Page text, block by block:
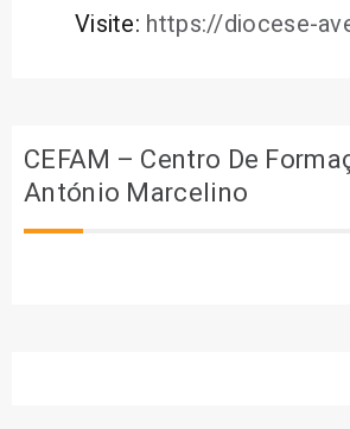
Visite: https://diocese-
CEFAM – Centro De
António Marcelino